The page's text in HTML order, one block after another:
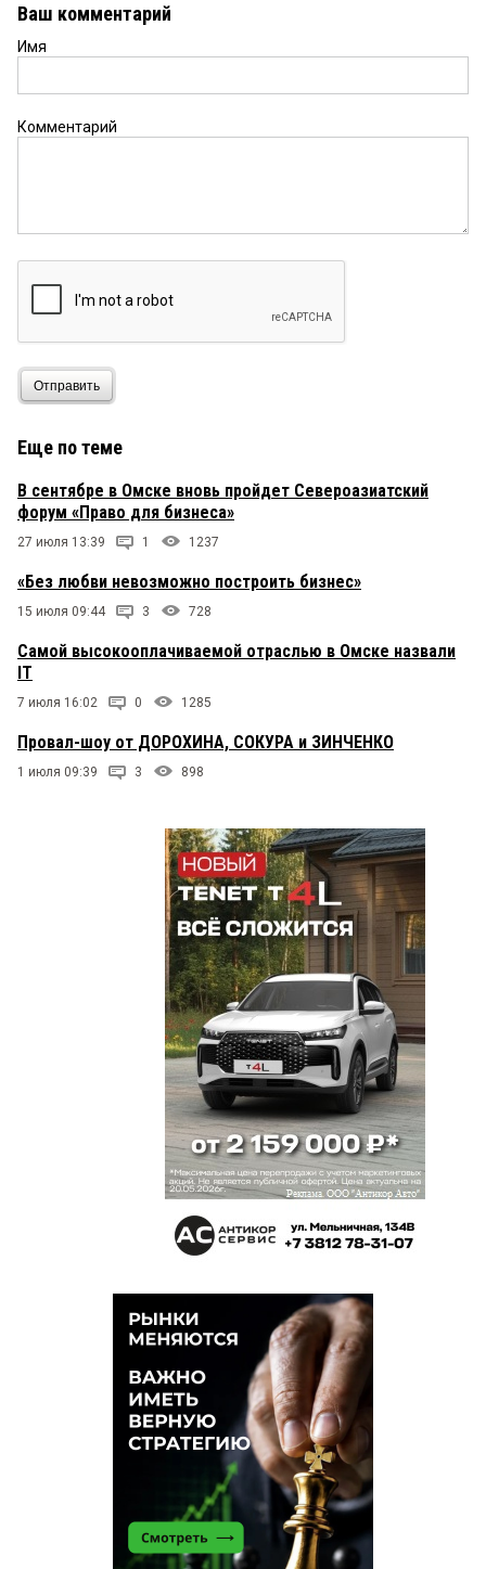
Ваш комментарий
Имя
Комментарий
Отправить
Еще по теме
В сентябре в Омске вновь пройдет Североазиатский
форум «Право для бизнеса»
27 июля 13:39 1 1237
«Без любви невозможно построить бизнес»
15 июля 09:44 3 728
Самой высокооплачиваемой отраслью в Омске назвали
IT
7 июля 16:02 0 1285
Провал-шоу от ДОРОХИНА, СОКУРА и ЗИНЧЕНКО
1 июля 09:39 3 898